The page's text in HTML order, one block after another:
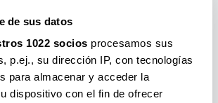
de sus datos
1022 socios procesamos sus
p.ej., su dirección IP, con tecnologías
para almacenar y acceder la
dispositivo con el fin de ofrecer
Control total
tu tarjeta fácilmente